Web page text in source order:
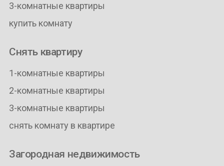
3-комнатные квартиры
купить комнату
Снять квартиру
1-комнатные квартиры
2-комнатные квартиры
3-комнатные квартиры
снять комнату в квартире
Загородная недвижимость